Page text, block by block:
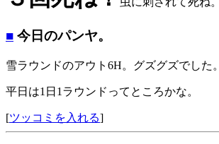
■ 今日のパンヤ。
雪ラウンドのアウト6H。グズグズでした。
平日は1日1ラウンドってところかな。
[ツッコミを入れる]